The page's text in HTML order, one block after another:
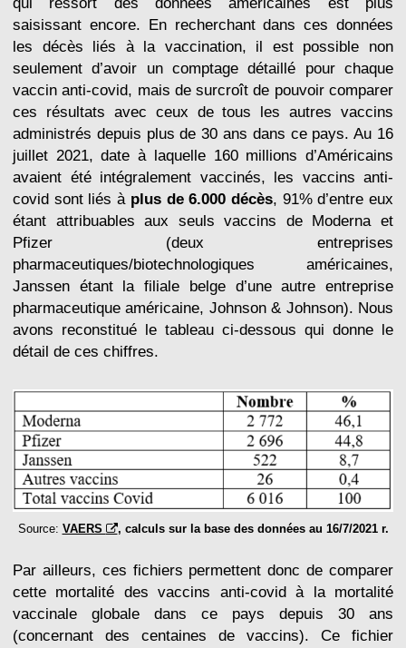
saisissant encore. En recherchant dans ces données
les décès liés à la vaccination, il est possible non
seulement d’avoir un comptage détaillé pour chaque
vaccin anti-covid, mais de surcroît de pouvoir comparer
ces résultats avec ceux de tous les autres vaccins
administrés depuis plus de 30 ans dans ce pays. Au 16
juillet 2021, date à laquelle 160 millions d’Américains
avaient été intégralement vaccinés, les vaccins anti-
covid sont liés à plus de 6.000 décès, 91% d’entre eux
étant attribuables aux seuls vaccins de Moderna et
Pfizer (deux entreprises
pharmaceutiques/biotechnologiques américaines,
Janssen étant la filiale belge d’une autre entreprise
pharmaceutique américaine, Johnson & Johnson). Nous
avons reconstitué le tableau ci-dessous qui donne le
détail de ces chiffres.
Source: VAERS , calculs sur la base des données au 16/7/2021 r.
Par ailleurs, ces fichiers permettent donc de comparer
cette mortalité des vaccins anti-covid à la mortalité
vaccinale globale dans ce pays depuis 30 ans
(concernant des centaines de vaccins). Ce fichier